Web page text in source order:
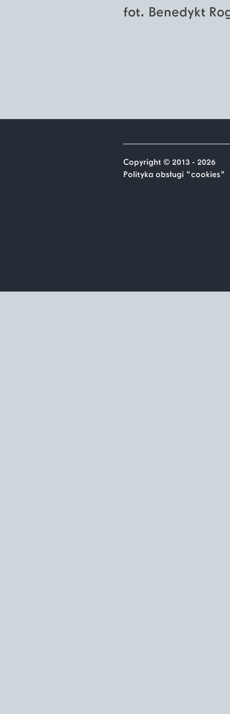
fot. Benedykt
Copyright © 2013 - 2026
Polityka obsługi "cookies"